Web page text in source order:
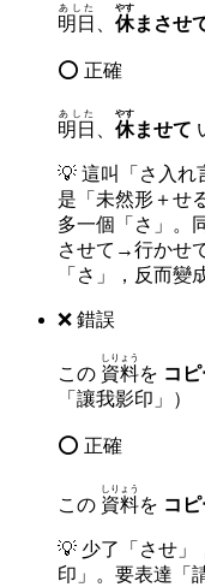
明日
あした
休
やす
まさせ
⭕ 正確
明日
あした
休
やす
ませて
💡 這叫「さ入れ
是「未然形＋せ
多一個「さ」。
させて→行かせ
「さ」，反而變
❌ 錯誤
この 資料
しりょう
を コ
「讓我影印」）
⭕ 正確
この 資料
しりょう
を コ
💡 少了「させ」
印」。要表達「